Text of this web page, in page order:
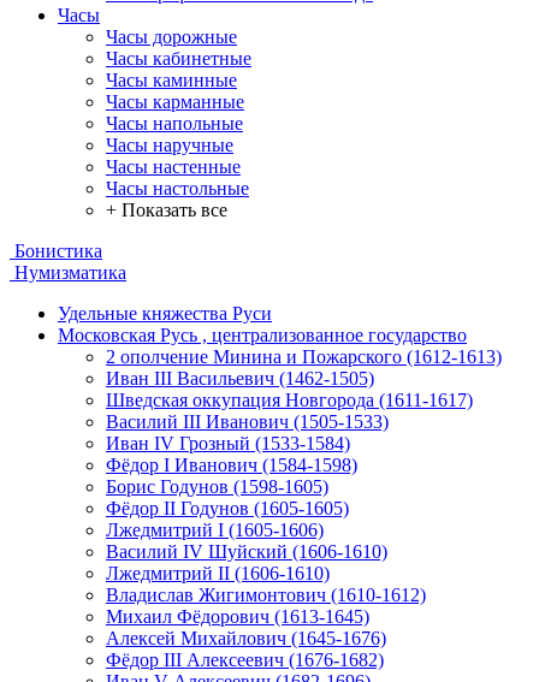
Часы
Часы дорожные
Часы кабинетные
Часы каминные
Часы карманные
Часы напольные
Часы наручные
Часы настенные
Часы настольные
+ Показать все
Бонистика
Нумизматика
Удельные княжества Руси
Московская Русь , централизованное государство
2 ополчение Минина и Пожарского (1612-1613)
Иван III Васильевич (1462-1505)
Шведская оккупация Новгорода (1611-1617)
Василий III Иванович (1505-1533)
Иван IV Грозный (1533-1584)
Фёдор I Иванович (1584-1598)
Борис Годунов (1598-1605)
Фёдор II Годунов (1605-1605)
Лжедмитрий I (1605-1606)
Василий IV Шуйский (1606-1610)
Лжедмитрий II (1606-1610)
Владислав Жигимонтович (1610-1612)
Михаил Фёдорович (1613-1645)
Алексей Михайлович (1645-1676)
Фёдор III Алексеевич (1676-1682)